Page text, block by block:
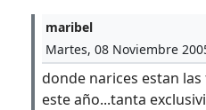
maribel
Martes, 08 Noviembre
donde narices estan
este año...tanta